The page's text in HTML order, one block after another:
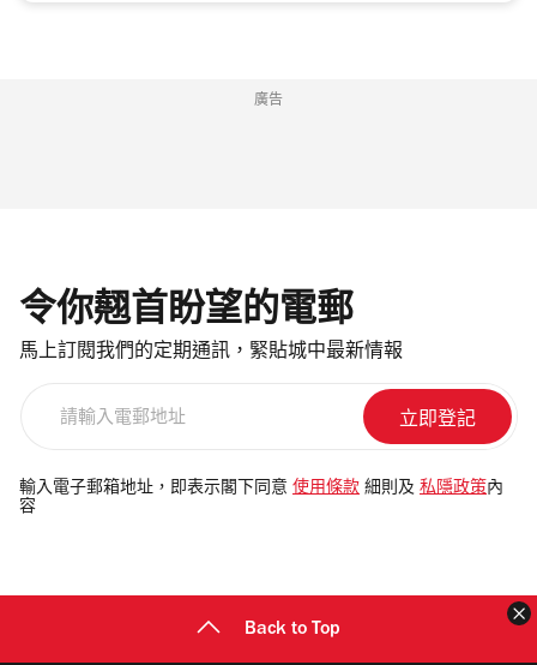
廣告
令你翹首盼望的電郵
馬上訂閱我們的定期通訊，緊貼城中最新情報
電
郵
輸入電子郵箱地址，即表示閣下同意 使用條款 細則及 私隱政策 內
容
Back to Top